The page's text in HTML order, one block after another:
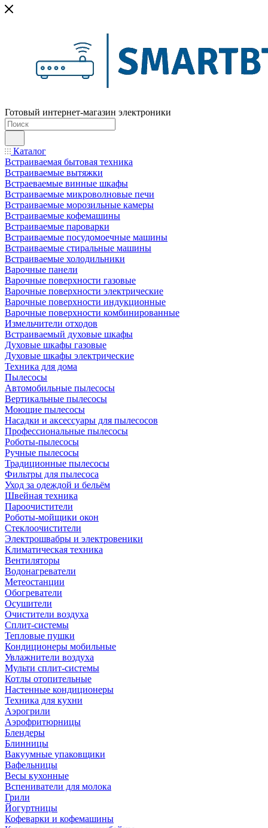
Готовый интернет-магазин электроники
Каталог
Встраиваемая бытовая техника
Встраиваемые вытяжки
Встраеваемые винные шкафы
Встраиваемые микроволновые печи
Встраиваемые морозильные камеры
Встраиваемые кофемашины
Встраиваемые пароварки
Встраиваемые посудомоечные машины
Встраиваемые стиральные машины
Встраиваемые холодильники
Варочные панели
Варочные поверхности газовые
Варочные поверхности электрические
Варочные поверхности индукционные
Варочные поверхности комбинированные
Измельчители отходов
Встраиваемый духовые шкафы
Духовые шкафы газовые
Духовые шкафы электрические
Техника для дома
Пылесосы
Автомобильные пылесосы
Вертикальные пылесосы
Моющие пылесосы
Насадки и аксессуары для пылесосов
Профессиональные пылесосы
Роботы-пылесосы
Ручные пылесосы
Традиционные пылесосы
Фильтры для пылесоса
Уход за одеждой и бельём
Швейная техника
Пароочистители
Роботы-мойщики окон
Стеклоочистители
Электрошвабры и электровеники
Климатическая техника
Вентиляторы
Водонагреватели
Метеостанции
Обогреватели
Осушители
Очистители воздуха
Сплит-системы
Тепловые пушки
Кондиционеры мобильные
Увлажнители воздуха
Мульти сплит-системы
Котлы отопительные
Настенные кондиционеры
Техника для кухни
Аэрогрили
Аэрофритюрницы
Блендеры
Блинницы
Вакуумные упаковщики
Вафельницы
Весы кухонные
Вспениватели для молока
Грили
Йогуртницы
Кофеварки и кофемашины